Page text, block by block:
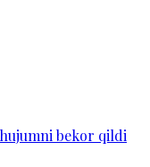
bekor qildi